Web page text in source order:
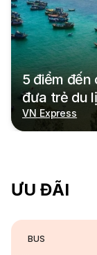
5 điểm
đưa trẻ du
VN Express
ƯU ĐÃI
BUS